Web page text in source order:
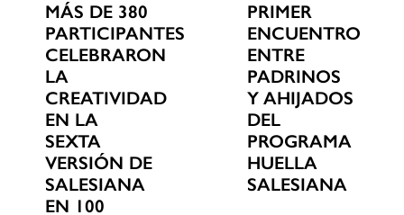
MÁS DE 380
PARTICIPANTES
CELEBRARON
LA
CREATIVIDAD
EN LA
SEXTA
VERSIÓN DE
SALESIANA
EN 100
PRIMER
ENCUENTRO
ENTRE
PADRINOS
Y AHIJADOS
DEL
PROGRAMA
HUELLA
SALESIANA